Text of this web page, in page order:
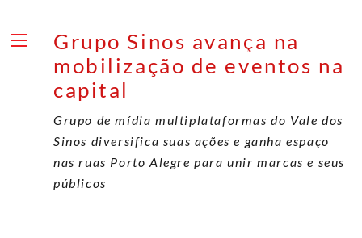
to
content
MenuGrupo Sinos avança na
mobilização de eventos na
capital
Grupo de mídia multiplataformas do Vale dos
Sinos diversifica suas ações e ganha espaço
nas ruas Porto Alegre para unir marcas e seus
públicos